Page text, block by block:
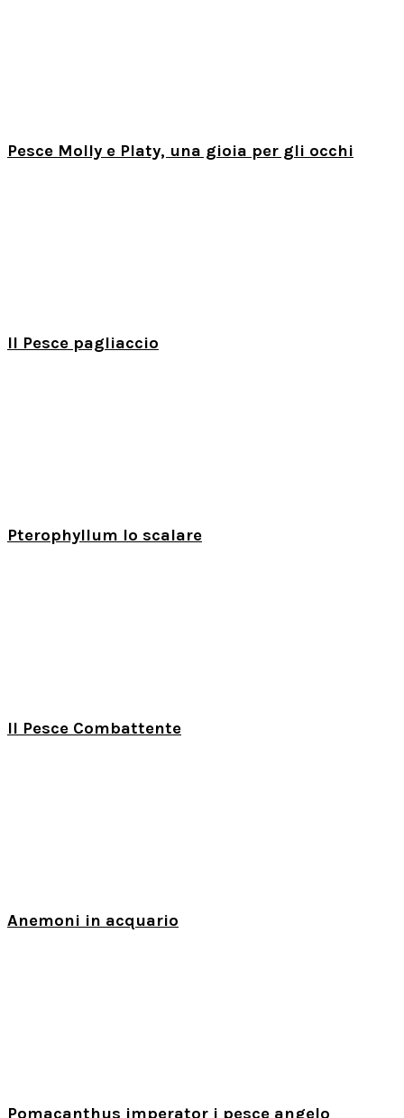
Pesce Molly e Platy, una gioia per gli occhi
Il Pesce pagliaccio
Pterophyllum lo scalare
Il Pesce Combattente
Anemoni in acquario
Pomacanthus imperator i pesce angelo